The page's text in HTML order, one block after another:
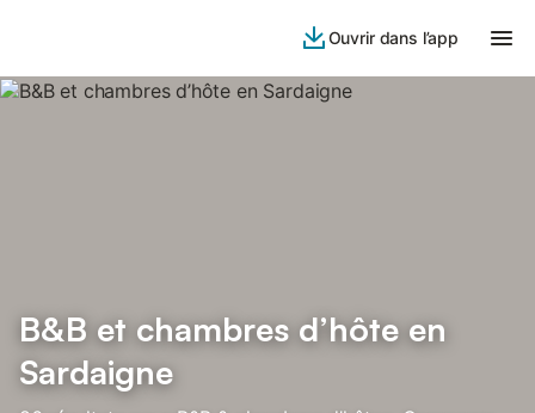
Ouvrir dans l’app
B&B et chambres d’hôte en
Sardaigne